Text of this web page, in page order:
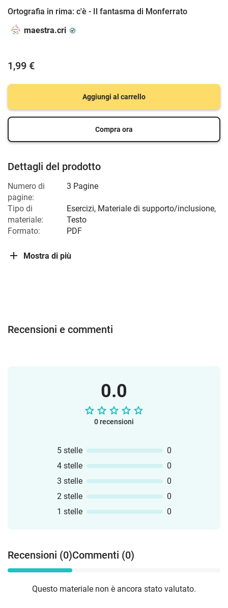
Ortografia in rima: c'è - Il fantasma di Monferrato
maestra.cri
1,99 €
Aggiungi al carrello
Compra ora
Dettagli del prodotto
Numero di
pagine:
3 Pagine
Tipo di
materiale:
Esercizi, Materiale di supporto/inclusione,
Testo
Formato:
PDF
Mostra di più
Recensioni e commenti
0.0
0 recensioni
5 stelle
0
4 stelle
0
3 stelle
0
2 stelle
0
1 stelle
0
Recensioni (0)Commenti (0)
Questo materiale non è ancora stato valutato.